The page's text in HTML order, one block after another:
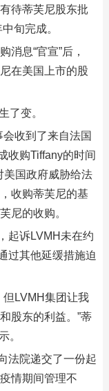
待蒂芙尼股东批
旬完成。
消息“官宣”后，
在美国上市的股
了变。
收到了来自法国
收购Tiffany的时间
国政府威胁给法
收购蒂芙尼的基
尼的收购。
起诉LVMH未在约
过其他延缓措施迫
但LVMH集团让我
股东的利益。”蒂
。
法院递交了一份起
情期间管理不